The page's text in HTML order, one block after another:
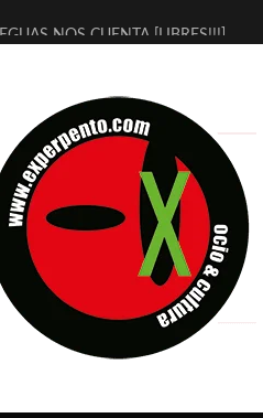
NOS CUENTA [LIBRES!!!]
JUAN GUERRERO ZAMORA
DEL DIRECTOR TEATRAL
DE LA KATARSIS DEL TOMATAZO
#EXVITA
[BITÁCORA 3.0] EN EXVITA
EN EXVITA [RELATIVA
INTERPRETANDO A SERRAT